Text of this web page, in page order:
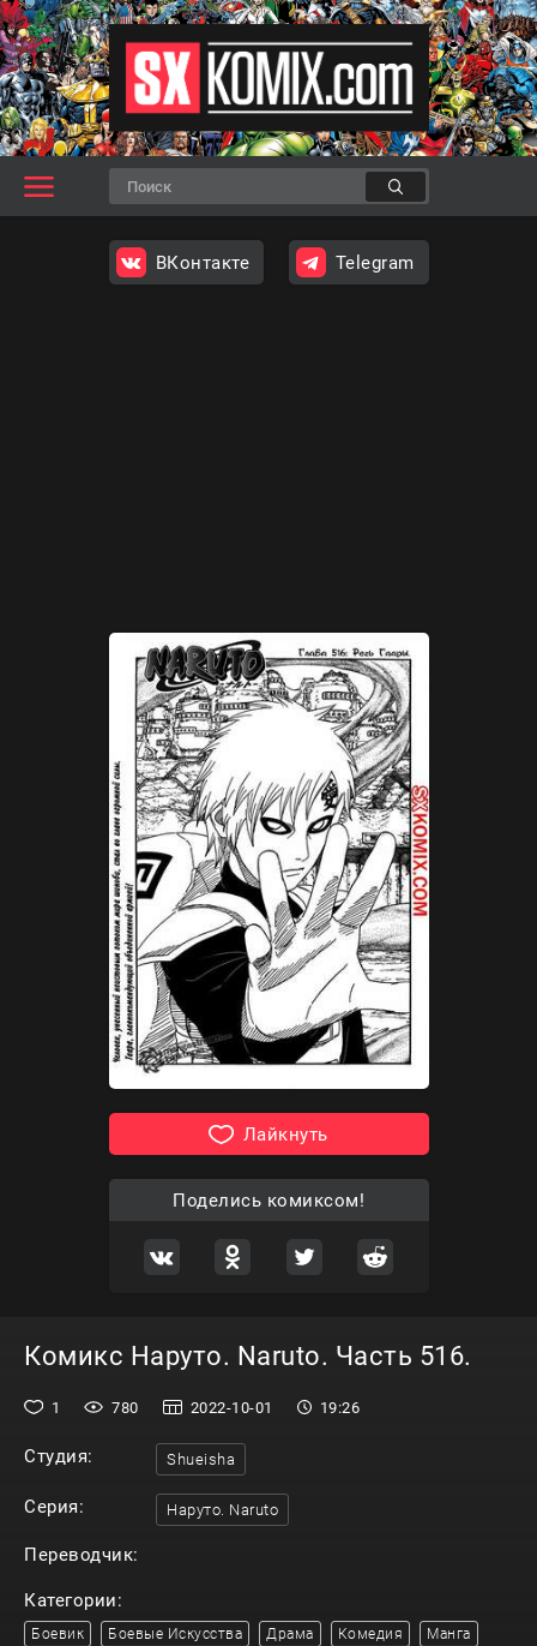
ВКонтакте Telegram
Лайкнуть
Поделись комиксом!
Комикс Наруто. Naruto. Часть 516.
1 780 2022-10-01 19:26
Студия: Shueisha
Серия: Наруто. Naruto
Переводчик:
Категории:
Боевик Боевые Искусства Драма Комедия Манга